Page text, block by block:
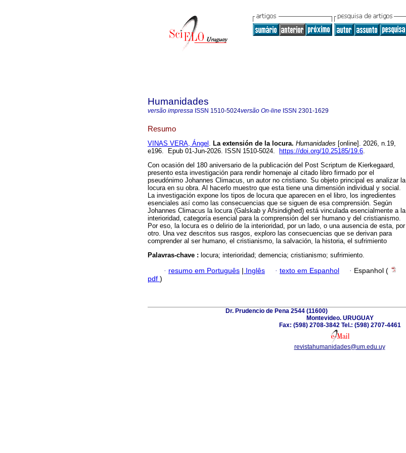
Humanidades
versão impressa ISSN 1510-5024versão On-line ISSN 2301-1629
Resumo
VINAS VERA, Ángel . La extensión de la locura. Humanidades [online]. 2026, n.19,
e196. Epub 01-Jun-2026. ISSN 1510-5024.
https://doi.org/10.25185/19.6.
Con ocasión del 180 aniversario de la publicación del Post Scriptum de Kierkegaard,
presento esta investigación para rendir homenaje al citado libro firmado por el
pseudónimo Johannes Climacus, un autor no cristiano. Su objeto principal es analizar la
locura en su obra. Al hacerlo muestro que esta tiene una dimensión individual y social.
La investigación expone los tipos de locura que aparecen en el libro, los ingredientes
esenciales así como las consecuencias que se siguen de esa comprensión. Según
Johannes Climacus la locura (Galskab y Afsindighed) está vinculada esencialmente a la
interioridad, categoría esencial para la comprensión del ser humano y del cristianismo.
Por eso, la locura es o delirio de la interioridad, por un lado, o una ausencia de esta, por
otro. Una vez descritos sus rasgos, exploro las consecuencias que se derivan para
comprender al ser humano, el cristianismo, la salvación, la historia, el sufrimiento
Palavras-chave : locura; interioridad; demencia; cristianismo; sufrimiento.
· resumo em Português | Inglês · texto em Espanhol · Espanhol (
pdf )
Dr. Prudencio de Pena 2544 (11600)
Montevideo. URUGUAY
Fax: (598) 2708-3842 Tel.: (598) 2707-4461
revistahumanidades@um.edu.uy